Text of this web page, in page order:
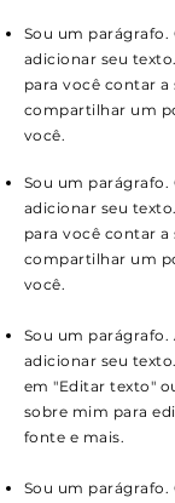
Sou um parágrafo.
adicionar seu
para você contar a
compartilhar um
você.
Sou um parágrafo.
adicionar seu
para você contar a
compartilhar um
você.
Sou um parágrafo.
adicionar seu
em "Editar texto"
sobre mim para
fonte e mais.
Sou um parágrafo.